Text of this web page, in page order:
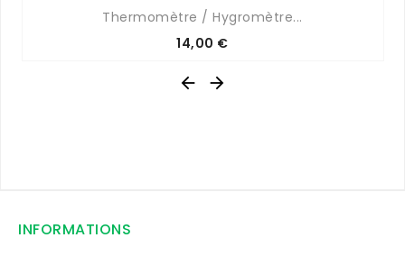
Thermomètre / Hygromètre...
Prix
14,00 €
 
INFORMATIONS